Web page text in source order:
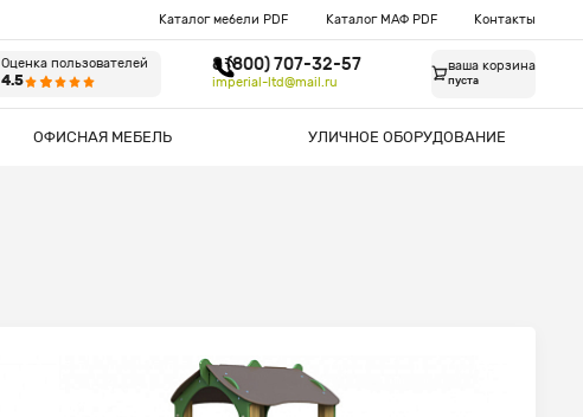
Каталог мебели PDF Каталог МАФ PDF Контакты
Оценка пользователей
4.5
8 (800) 707-32-57
imperial-ltd@mail.ru
ваша корзина
пуста
ОФИСНАЯ МЕБЕЛЬ УЛИЧНОЕ ОБОРУДОВАНИЕ